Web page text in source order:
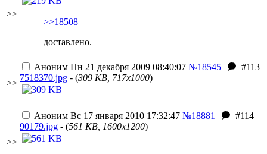
>>
>>18508
доставлено.
>>
Аноним Пн 21 декабря 2009 08:40:07 №18545
#113
7518370.jpg - (309 KB, 717x1000)
>>
Аноним Вс 17 января 2010 17:32:47 №18881
#114
90179.jpg - (561 KB, 1600x1200)